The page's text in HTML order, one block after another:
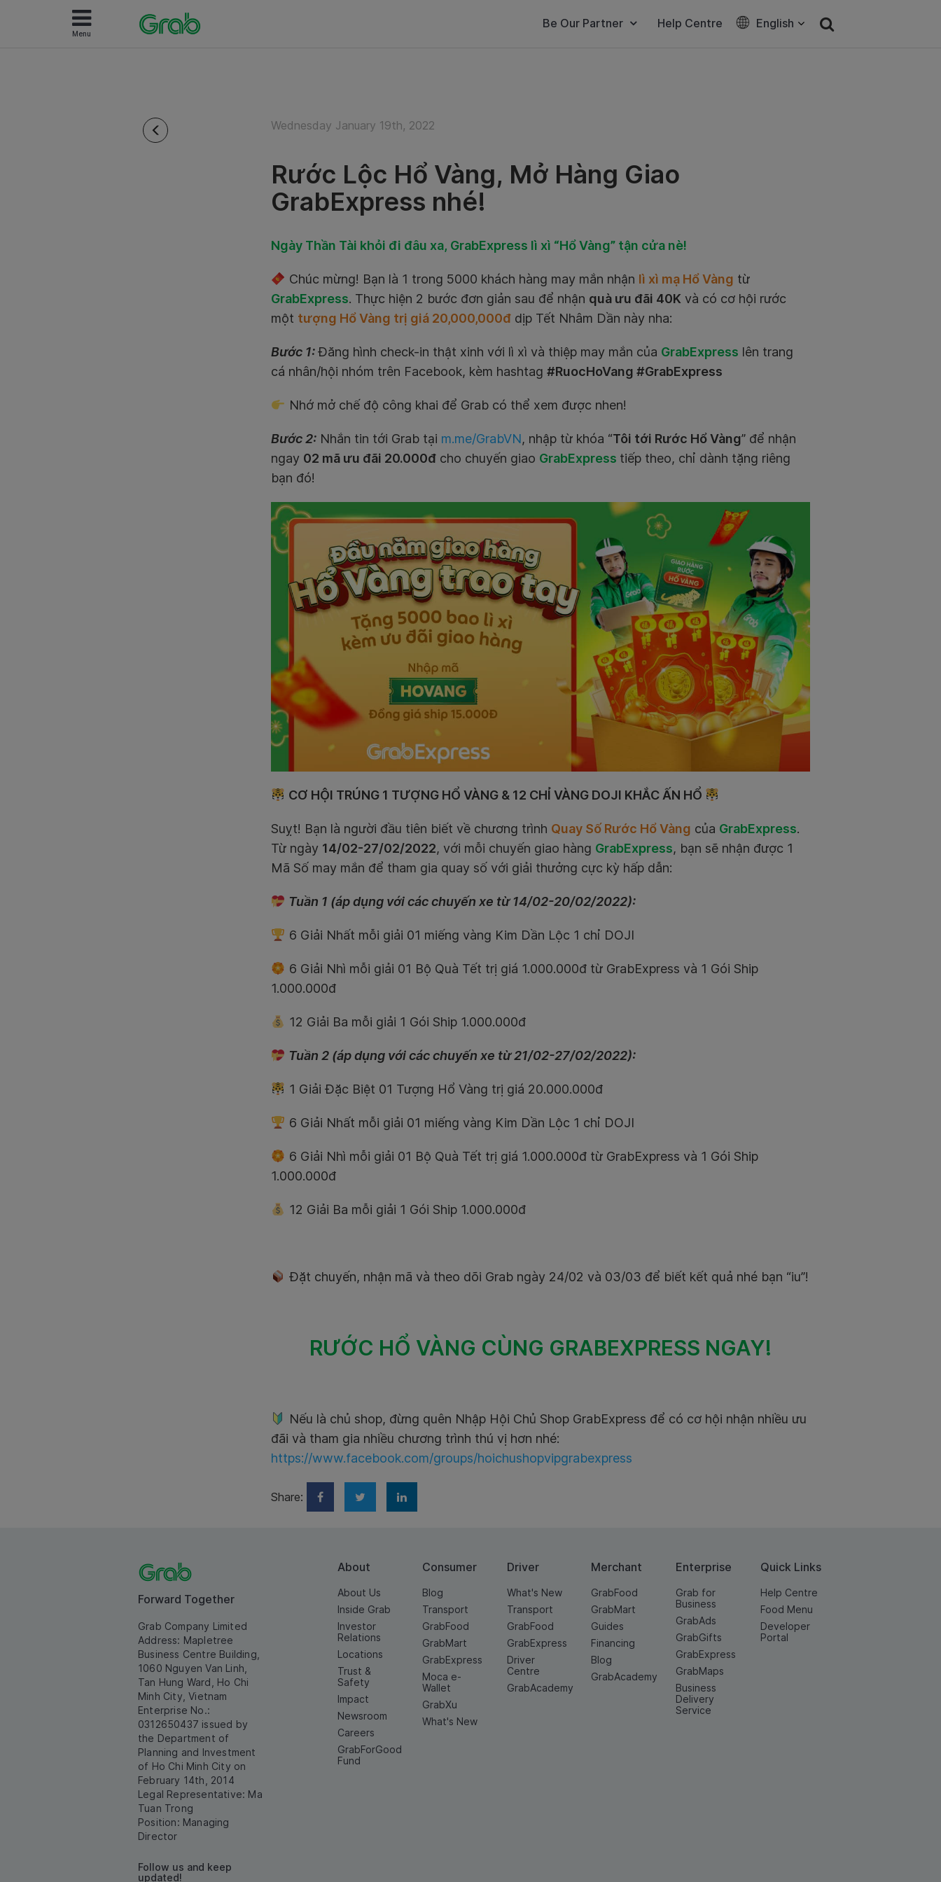
Menu
Be Our Partner Help Centre English
Wednesday January 19th, 2022
Rước Lộc Hổ Vàng, Mở Hàng Giao
GrabExpress nhé!
Ngày Thần Tài khỏi đi đâu xa, GrabExpress lì xì “Hổ Vàng” tận cửa nè!
Chúc mừng! Bạn là 1 trong 5000 khách hàng may mắn nhận lì xì mạ Hổ Vàng từ
GrabExpress. Thực hiện 2 bước đơn giản sau để nhận quà ưu đãi 40K và có cơ hội rước
một tượng Hổ Vàng trị giá 20,000,000đ dịp Tết Nhâm Dần này nha:
Bước 1:Đăng hình check-in thật xinh với lì xì và thiệp may mắn của GrabExpress lên trang
cá nhân/hội nhóm trên Facebook, kèm hashtag #RuocHoVang #GrabExpress
Nhớ mở chế độ công khai để Grab có thể xem được nhen!
Bước 2: Nhắn tin tới Grab tại m.me/GrabVN, nhập từ khóa “Tôi tới Rước Hổ Vàng” để nhận
ngay 02 mã ưu đãi 20.000đ cho chuyến giao GrabExpress tiếp theo, chỉ dành tặng riêng
bạn đó!
CƠ HỘI TRÚNG 1 TƯỢNG HỔ VÀNG & 12 CHỈ VÀNG DOJI KHẮC ẤN HỔ
Suỵt! Bạn là người đầu tiên biết về chương trình Quay Số Rước Hổ Vàng của GrabExpress.
Từ ngày 14/02-27/02/2022, với mỗi chuyến giao hàng GrabExpress, bạn sẽ nhận được 1
Mã Số may mắn để tham gia quay số với giải thưởng cực kỳ hấp dẫn:
Tuần 1 (áp dụng với các chuyến xe từ 14/02-20/02/2022):
6 Giải Nhất mỗi giải 01 miếng vàng Kim Dần Lộc 1 chỉ DOJI
6 Giải Nhì mỗi giải 01 Bộ Quà Tết trị giá 1.000.000đ từ GrabExpress và 1 Gói Ship
1.000.000đ
12 Giải Ba mỗi giải 1 Gói Ship 1.000.000đ
Tuần 2 (áp dụng với các chuyến xe từ 21/02-27/02/2022):
1 Giải Đặc Biệt 01 Tượng Hổ Vàng trị giá 20.000.000đ
6 Giải Nhất mỗi giải 01 miếng vàng Kim Dần Lộc 1 chỉ DOJI
6 Giải Nhì mỗi giải 01 Bộ Quà Tết trị giá 1.000.000đ từ GrabExpress và 1 Gói Ship
1.000.000đ
12 Giải Ba mỗi giải 1 Gói Ship 1.000.000đ
Đặt chuyến, nhận mã và theo dõi Grab ngày 24/02 và 03/03 để biết kết quả nhé bạn “iu”!
RƯỚC HỔ VÀNG CÙNG GRABEXPRESS NGAY!
Nếu là chủ shop, đừng quên Nhập Hội Chủ Shop GrabExpress để có cơ hội nhận nhiều ưu
đãi và tham gia nhiều chương trình thú vị hơn nhé:
https://www.facebook.com/groups/hoichushopvipgrabexpress
Share:
Forward Together
Grab Company Limited
Address: Mapletree
Business Centre Building,
1060 Nguyen Van Linh,
Tan Hung Ward, Ho Chi
Minh City, Vietnam
Enterprise No.:
0312650437 issued by
the Department of
Planning and Investment
of Ho Chi Minh City on
February 14th, 2014
Legal Representative: Ma
Tuan Trong
Position: Managing
Director
Follow us and keep
updated!
About
About Us
Inside Grab
Investor
Relations
Locations
Trust &
Safety
Impact
Newsroom
Careers
GrabForGood
Fund
Consumer
Blog
Transport
GrabFood
GrabMart
GrabExpress
Moca e-
Wallet
GrabXu
What's New
Driver
What's New
Transport
GrabFood
GrabExpress
Driver
Centre
GrabAcademy
Merchant
GrabFood
GrabMart
Guides
Financing
Blog
GrabAcademy
Enterprise
Grab for
Business
GrabAds
GrabGifts
GrabExpress
GrabMaps
Business
Delivery
Service
Quick Links
Help Centre
Food Menu
Developer
Portal